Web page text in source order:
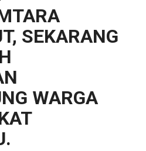
SEKARANG
WARGA